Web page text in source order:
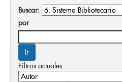
Buscar:
por
Filtros actuales: